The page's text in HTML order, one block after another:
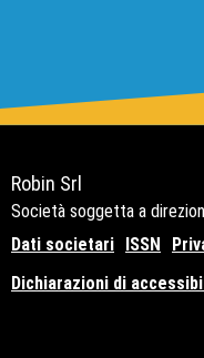
Robin Srl
Società soggetta a
Dati societari
ISSN
Dichiarazioni di